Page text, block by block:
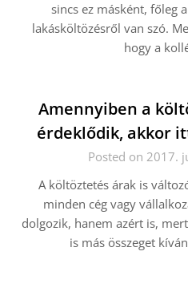
sincs ez másként, főleg
lakásköltözésről van szó.
hogy a
Amennyiben a
érdeklődik, akkor
Posted on 2017.
A költöztetés árak is
minden cég vagy
dolgozik, hanem azért is,
is más összeget